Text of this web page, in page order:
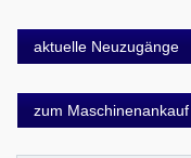
aktuelle Neuzugänge
zum Maschinenankauf